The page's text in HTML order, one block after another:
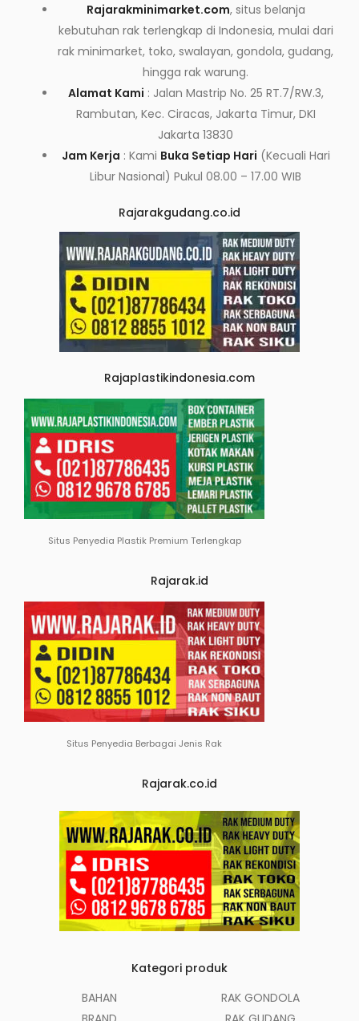
Rajarakminimarket.com, situs belanja
kebutuhan rak terlengkap di Indonesia, mulai dari
rak minimarket, toko, swalayan, gondola, gudang,
hingga rak warung.
Alamat Kami : Jalan Mastrip No. 25 RT.7/RW.3,
Rambutan, Kec. Ciracas, Jakarta Timur, DKI
Jakarta 13830
Jam Kerja : Kami Buka Setiap Hari (Kecuali Hari
Libur Nasional) Pukul 08.00 – 17.00 WIB
Rajarakgudang.co.id
Rajaplastikindonesia.com
Situs Penyedia Plastik Premium Terlengkap
Rajarak.id
Situs Penyedia Berbagai Jenis Rak
Rajarak.co.id
Kategori produk
BAHAN
RAK GONDOLA